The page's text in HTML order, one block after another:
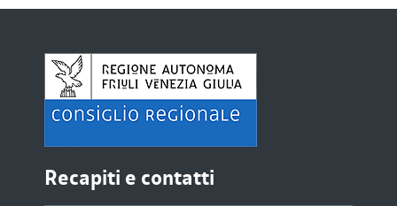
Recapiti e contatti